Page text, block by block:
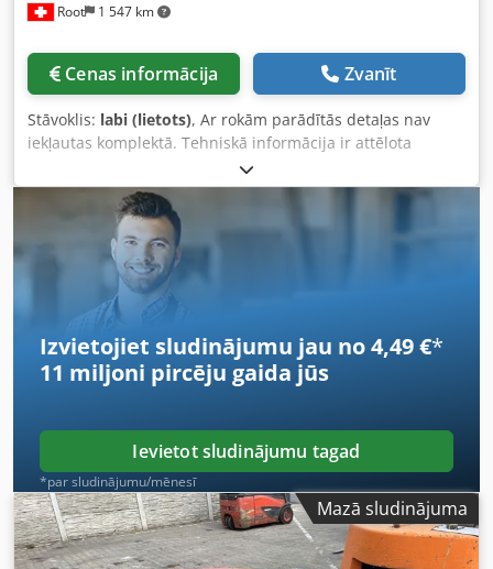
Root 1 547 km
Cenas informācija Zvanīt
Stāvoklis: labi (lietots), Ar rokām parādītās detaļas nav
iekļautas komplektā. Tehniskā informācija ir attēlota
fotogrāfijās. Instrumenti koka kastē tiks piegādāti kopā ar
iekārtu. Dedjwb Eptepfx Ah Dekr
Izvietojiet sludinājumu jau no 4,49 €*
11 miljoni pircēju gaida jūs
Ievietot sludinājumu tagad
*par sludinājumu/mēnesī
Mazā sludinājuma